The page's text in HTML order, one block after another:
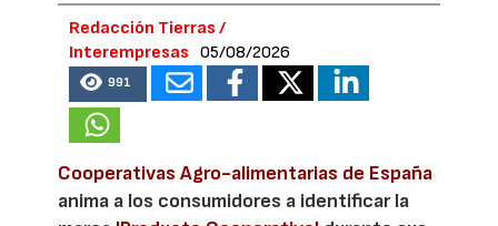
Redacción Tierras /
Interempresas
05/08/2026
991
Cooperativas Agro-alimentarias de España
anima a los consumidores a identificar la